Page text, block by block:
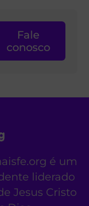
Fale
conosco
é um
liderado
Jesus Cristo